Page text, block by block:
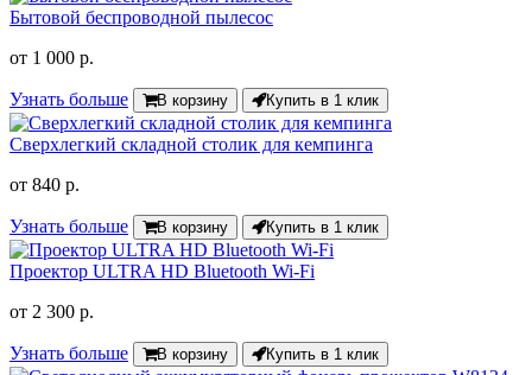
Бытовой беспроводной пылесос
от 1 000 р.
Узнать больше В корзину Купить в 1 клик
Сверхлегкий складной столик для кемпинга
от 840 р.
Узнать больше В корзину Купить в 1 клик
Проектор ULTRA HD Bluetooth Wi-Fi
от 2 300 р.
Узнать больше В корзину Купить в 1 клик